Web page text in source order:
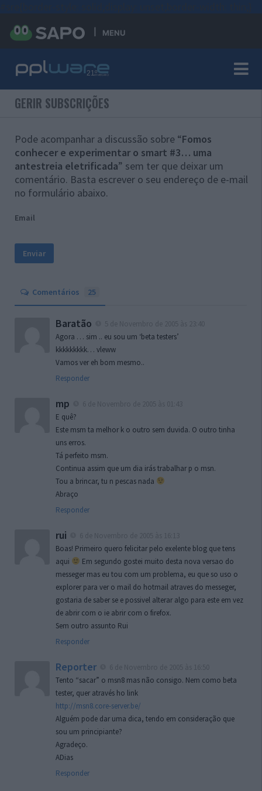
MENU
GERIR SUBSCRIÇÕES
Pode acompanhar a discussão sobre “Fomos
conhecer e experimentar o smart #3… uma
antestreia eletrificada” sem ter que deixar um
comentário. Basta escrever o seu endereço de e-mail
no formulário abaixo.
Email
Comentários 25
Baratão
Agora … sim .. eu sou um ‘beta testers’
kkkkkkkkk… vleww
Vamos ver eh bom mesmo..
Responder
mp
E quê?
Este msm ta melhor k o outro sem duvida. O outro tinha
uns erros.
Tá perfeito msm.
Continua assim que um dia irás trabalhar p o msn.
Tou a brincar, tu n pescas nada
Abraço
Responder
rui
Boas! Primeiro quero felicitar pelo exelente blog que tens
aqui
Em segundo gostei muito desta nova versao do
messeger mas eu tou com um problema, eu que so uso o
explorer para ver o mail do hotmail atraves do messeger,
gostaria de saber se e possivel alterar algo para este em vez
de abrir com o ie abrir com o firefox.
Sem outro assunto Rui
Responder
Reporter
Tento “sacar” o msn8 mas não consigo. Nem como beta
tester, quer através ho link
http://msn8.core-server.be/
Alguém pode dar uma dica, tendo em consideração que
sou um principiante?
Agradeço.
ADias
Responder